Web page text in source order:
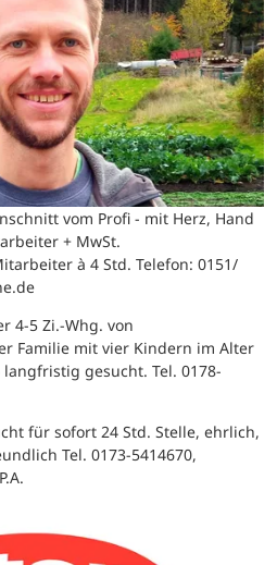
vom Profi - mit Herz, Hand
+ MwSt.
à 4 Std. Telefon: 0151/
4-5 Zi.-Whg. von
Familie mit vier Kindern im Alter
langfristig gesucht. Tel. 0178-
für sofort 24 Std. Stelle, ehrlich,
Tel. 0173-5414670,